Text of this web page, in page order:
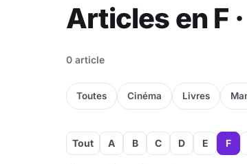
Articles en F
0 article
Toutes Cinéma Livres
Tout A B C D E F